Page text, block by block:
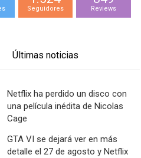
Seguidores Reviews
Últimas noticias
Netflix ha perdido un disco con
una película inédita de Nicolas
Cage
GTA VI se dejará ver en más
detalle el 27 de agosto y Netflix